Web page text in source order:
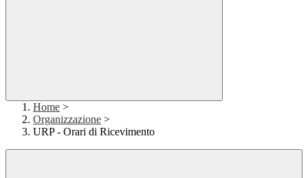
Home >
Organizzazione >
URP - Orari di Ricevimento